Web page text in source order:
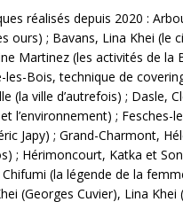
réalisés depuis 2020 :
ours) ; Bavans, Lina Khei (le
Martinez (les activités de la
les-Bois, technique de
(la ville d’autrefois) ; Dasle,
l’environnement) ; Fesches-
Japy) ; Grand-Charmont,
; Hérimoncourt, Katka et
(la légende de la
(Georges Cuvier), Lina Khei